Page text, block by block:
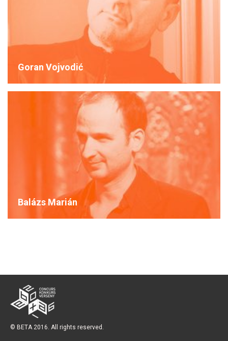
Goran Vojvodić
Balázs Marián
© BETA 2016. All rights reserved.